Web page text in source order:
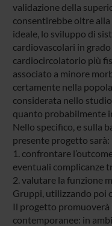
validazione della
consentirebbe oltre
ideale, lo sviluppo di
cardiovascolari in
cardiocircolatorio più
associato a minore
certamente nella
considerata nello
quanto probabilmente
Nello specifico, e sulla
presente progetto sarà:
1. confrontare
eventuali complicanze
2. valutare la funzione
Gruppi, utilizzando poi
Il progetto
contemporanee: in